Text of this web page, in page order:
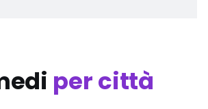
per città